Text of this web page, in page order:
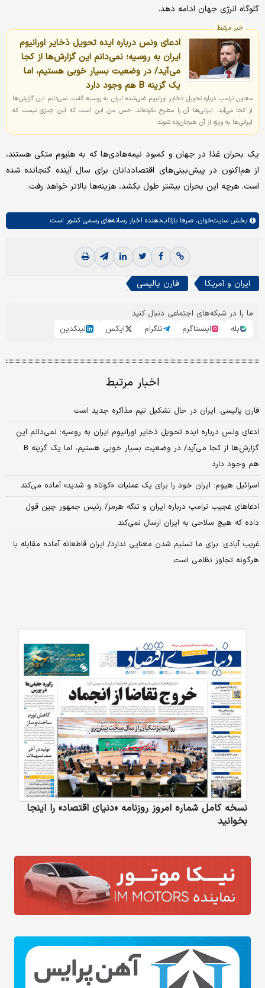
گلوگاه انرژی جهان ادامه دهد.
خبر مرتبط
ادعای ونس درباره ایده تحویل ذخایر اورانیوم
ایران به روسیه؛ نمی‌دانم این گزارش‌ها از کجا
می‌آید/ در وضعیت بسیار خوبی هستیم، اما
یک گزینه B هم وجود دارد
معاون ترامپ درباره تحویل ذخایر اورانیوم غنی‌شده ایران به روسیه گفت: نمی‌دانم این گزارش‌ها
از کجا می‌آید. ایرانی‌ها آن را مطرح نکرده‌اند. حس من این است که این چیزی نیست که
ایرانی‌ها به ویژه از آن هیجان‌زده شوند
یک بحران غذا در جهان و کمبود نیمه‌هادی‌ها که به هلیوم متکی هستند،
از هم‌اکنون در پیش‌بینی‌های اقتصاددانان برای سال آینده گنجانده شده
است. هرچه این بحران بیشتر طول بکشد، هزینه‌ها بالاتر خواهد رفت.
بخش سایت‌خوان، صرفا بازتاب‌دهنده اخبار رسانه‌های رسمی کشور است.
ایران و آمریکا فارن پالیسی
ما را در شبکه‌های اجتماعی دنبال کنید
بله
اینستاگرم تلگرام ایکس لینکدین
اخبار مرتبط
فارن پالیسی: ایران در حال تشکیل تیم مذاکره جدید است
ادعای ونس درباره ایده تحویل ذخایر اورانیوم ایران به روسیه؛ نمی‌دانم این
گزارش‌ها از کجا می‌آید/ در وضعیت بسیار خوبی هستیم، اما یک گزینه B
هم وجود دارد
اسرائیل هیوم: ایران خود را برای یک عملیات «کوتاه و شدید» آماده می‌کند
ادعاهای عجیب ترامپ درباره ایران و تنگه هرمز/ رئیس‌ جمهور چین قول
داده که هیچ سلاحی به ایران ارسال نمی‌کند
غریب آبادی: برای ما تسلیم شدن معنایی ندارد/ ایران قاطعانه آماده مقابله با
هرگونه تجاوز نظامی است
نسخه کامل شماره امروز روزنامه «دنیای‌ اقتصاد» را اینجا
بخوانید